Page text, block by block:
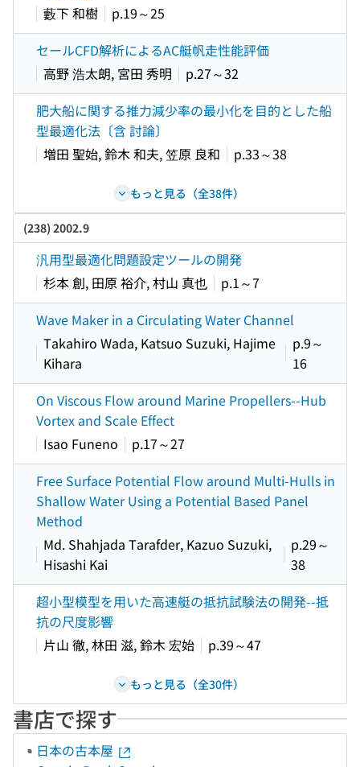
藪下 和樹
p.19～25
セールCFD解析によるAC艇帆走性能評価
高野 浩太朗, 宮田 秀明
p.27～32
肥大船に関する推力減少率の最小化を目的とした船
型最適化法〔含 討論〕
増田 聖始, 鈴木 和夫, 笠原 良和
p.33～38
もっと見る（全38件）
(238) 2002.9
汎用型最適化問題設定ツールの開発
杉本 創, 田原 裕介, 村山 真也
p.1～7
Wave Maker in a Circulating Water Channel
Takahiro Wada, Katsuo Suzuki, Hajime
Kihara
p.9～
16
On Viscous Flow around Marine Propellers--Hub
Vortex and Scale Effect
Isao Funeno
p.17～27
Free Surface Potential Flow around Multi-Hulls in
Shallow Water Using a Potential Based Panel
Method
Md. Shahjada Tarafder, Kazuo Suzuki,
Hisashi Kai
p.29～
38
超小型模型を用いた高速艇の抵抗試験法の開発--抵
抗の尺度影響
片山 徹, 林田 滋, 鈴木 宏始
p.39～47
もっと見る（全30件）
書店で探す
日本の古本屋